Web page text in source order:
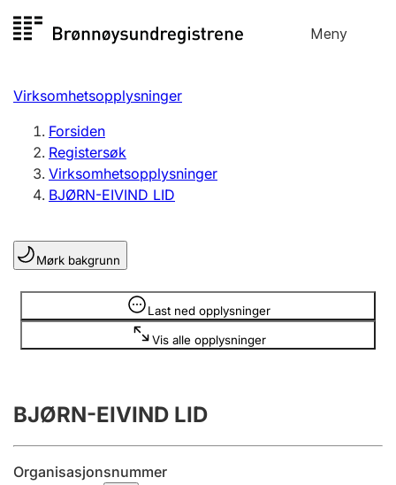
til
Meny
Registersøk
Aksjeselskap
Enkeltpersonforetak
Registrere, endre, slette
Lag og forening
Registrere, endre, slette
Årsregnskap
Innsending og forsinkelsesgebyr
Virksomhetsopplysninger
Forsiden
Registersøk
Virksomhetsopplysninger
BJØRN-EIVIND LID
Mørk bakgrunn
Last ned opplysninger
Vis alle opplysninger
Opplysninger er skjult
BJØRN-EIVIND LID
Organisasjonsnummer